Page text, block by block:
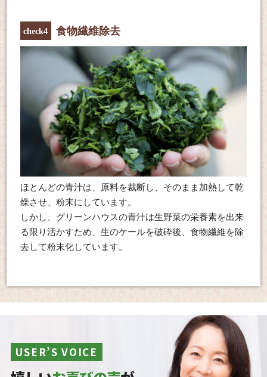
食物繊維除去
ほとんどの青汁は、原料を裁断し、そのまま加熱して乾
燥させ、粉末にしています。
しかし、グリーンハウスの青汁は生野菜の栄養素を出来
る限り活かすため、生のケールを破砕後、食物繊維を除
去して粉末化しています。
USER’S VOICE